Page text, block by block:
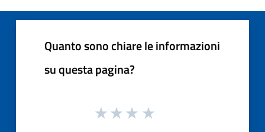
Quanto sono chiare le informazioni
su questa pagina?